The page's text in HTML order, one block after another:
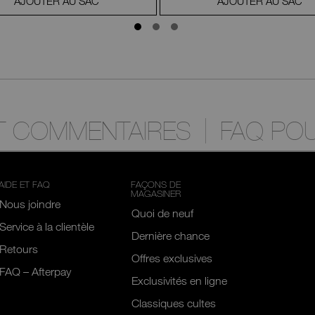
COMMENTAIRES FAQ
ET FAQ
joindre
à la clientèle
– Afterpay
FAÇONS DE
MAGASINER
Quoi de neuf
Dernière chance
Offres exclusives
Exclusivités en ligne
Classiques cultes